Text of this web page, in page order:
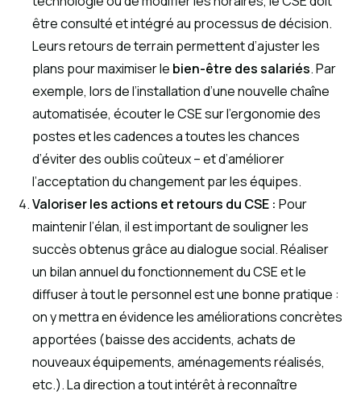
être consulté et intégré au processus de décision.
Leurs retours de terrain permettent d’ajuster les
plans pour maximiser le bien-être des salariés. Par
exemple, lors de l’installation d’une nouvelle chaîne
automatisée, écouter le CSE sur l’ergonomie des
postes et les cadences a toutes les chances
d’éviter des oublis coûteux – et d’améliorer
l’acceptation du changement par les équipes.
Valoriser les actions et retours du CSE : Pour
maintenir l’élan, il est important de souligner les
succès obtenus grâce au dialogue social. Réaliser
un bilan annuel du fonctionnement du CSE et le
diffuser à tout le personnel est une bonne pratique :
on y mettra en évidence les améliorations concrètes
apportées (baisse des accidents, achats de
nouveaux équipements, aménagements réalisés,
etc.). La direction a tout intérêt à reconnaître